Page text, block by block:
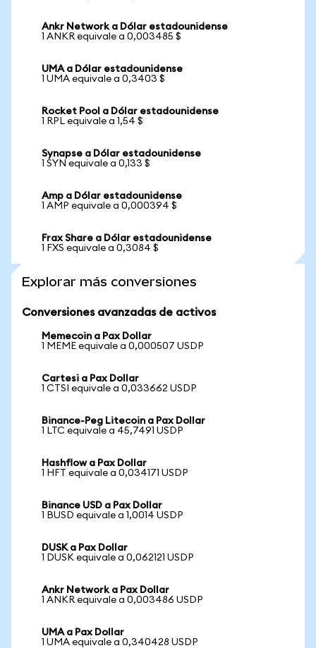
Ankr Network a Dólar estadounidense
1 ANKR equivale a 0,003485 $
UMA a Dólar estadounidense
1 UMA equivale a 0,3403 $
Rocket Pool a Dólar estadounidense
1 RPL equivale a 1,54 $
Synapse a Dólar estadounidense
1 SYN equivale a 0,133 $
Amp a Dólar estadounidense
1 AMP equivale a 0,000394 $
Frax Share a Dólar estadounidense
1 FXS equivale a 0,3084 $
Explorar más conversiones
Conversiones avanzadas de activos
Memecoin a Pax Dollar
1 MEME equivale a 0,000507 USDP
Cartesi a Pax Dollar
1 CTSI equivale a 0,033662 USDP
Binance-Peg Litecoin a Pax Dollar
1 LTC equivale a 45,7491 USDP
Hashflow a Pax Dollar
1 HFT equivale a 0,034171 USDP
Binance USD a Pax Dollar
1 BUSD equivale a 1,0014 USDP
DUSK a Pax Dollar
1 DUSK equivale a 0,062121 USDP
Ankr Network a Pax Dollar
1 ANKR equivale a 0,003486 USDP
UMA a Pax Dollar
1 UMA equivale a 0,340428 USDP